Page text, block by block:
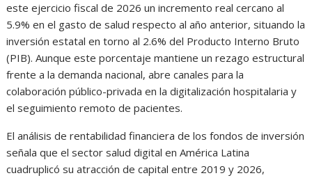
este ejercicio fiscal de 2026 un incremento real cercano al
5.9% en el gasto de salud respecto al año anterior, situando la
inversión estatal en torno al 2.6% del Producto Interno Bruto
(PIB). Aunque este porcentaje mantiene un rezago estructural
frente a la demanda nacional, abre canales para la
colaboración público-privada en la digitalización hospitalaria y
el seguimiento remoto de pacientes.
El análisis de rentabilidad financiera de los fondos de inversión
señala que el sector salud digital en América Latina
cuadruplicó su atracción de capital entre 2019 y 2026,